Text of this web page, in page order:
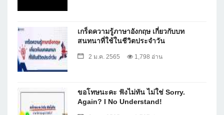
เกร็ดความรู้ภาษาอังกฤษ เกี่ยวกับบท
สนทนาที่ใช้ในชีวิตประจำวัน
2 ม.ค. 2565 1,798 อ่าน
ขอโทษนะคะ ฟังไม่ทัน ไม่ใช่ Sorry.
Again? I No Understand!